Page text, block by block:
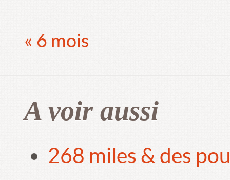
« 6 mois
A voir aussi
268 miles & des